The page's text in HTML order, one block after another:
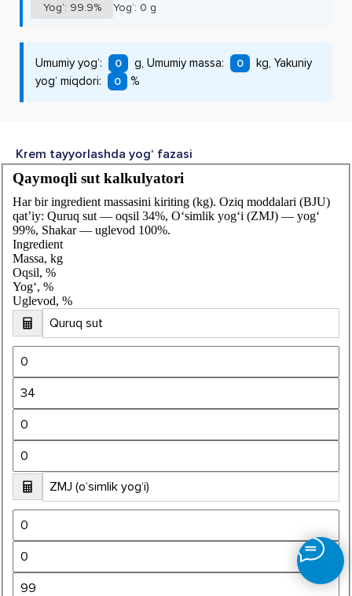
Yog‘: 99.9% Yog‘: 0 g
Umumiy yog‘: 0 g, Umumiy massa: 0
kg, Yakuniy
yog‘ miqdori:
0 %
Krem tayyorlashda yog‘ fazasi
Qaymoqli sut kalkulyatori
Har bir ingredient massasini kiriting (kg). Oziq moddalari (BJU)
qat’iy: Quruq sut — oqsil 34%, O‘simlik yog‘i (ZMJ) — yog‘
99%, Shakar — uglevod 100%.
Ingredient
Massa, kg
Oqsil, %
Yog‘, %
Uglevod, %